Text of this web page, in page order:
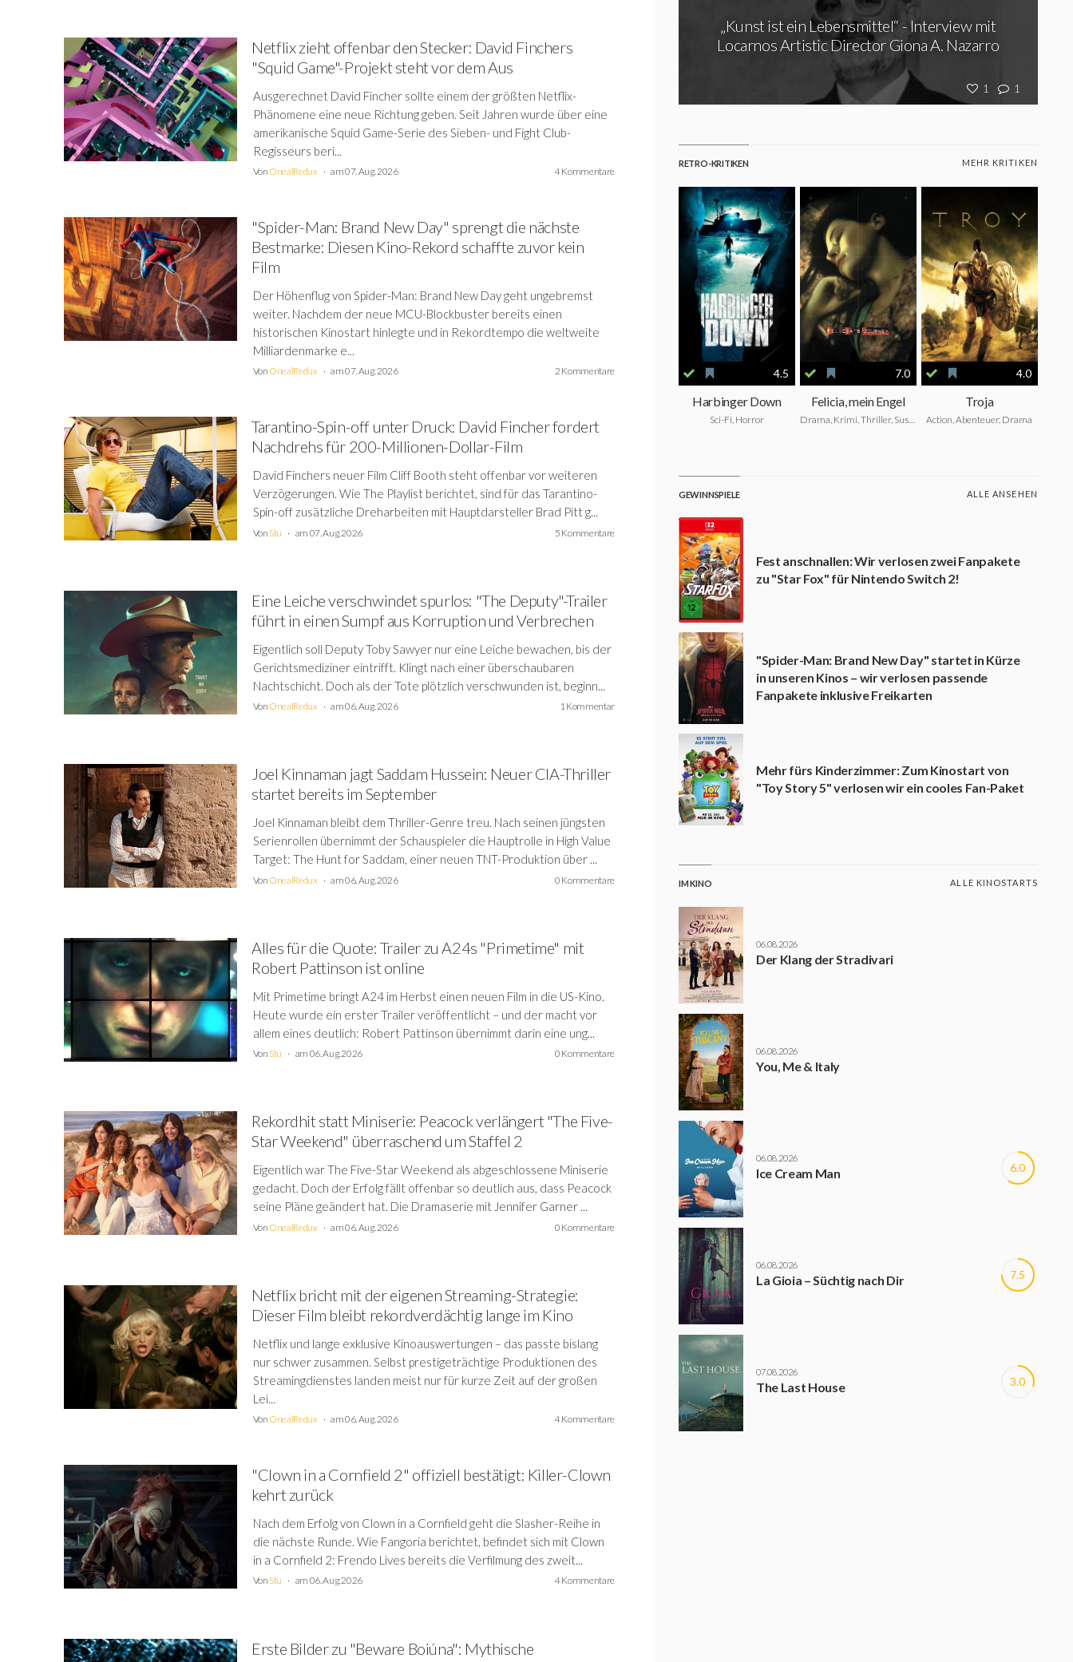
Netflix zieht offenbar den Stecker: David Finchers
"Squid Game"-Projekt steht vor dem Aus
Ausgerechnet David Fincher sollte einem der größten Netflix-
Phänomene eine neue Richtung geben. Seit Jahren wurde über eine
amerikanische Squid Game-Serie des Sieben- und Fight Club-
Regisseurs beri...
Von OnealRedux am 07. Aug. 2026 4 Kommentare
"Spider-Man: Brand New Day" sprengt die nächste
Bestmarke: Diesen Kino-Rekord schaffte zuvor kein
Film
Der Höhenflug von Spider-Man: Brand New Day geht ungebremst
weiter. Nachdem der neue MCU-Blockbuster bereits einen
historischen Kinostart hinlegte und in Rekordtempo die weltweite
Milliardenmarke e...
Von OnealRedux am 07. Aug. 2026 2 Kommentare
Tarantino-Spin-off unter Druck: David Fincher fordert
Nachdrehs für 200-Millionen-Dollar-Film
David Finchers neuer Film Cliff Booth steht offenbar vor weiteren
Verzögerungen. Wie The Playlist berichtet, sind für das Tarantino-
Spin-off zusätzliche Dreharbeiten mit Hauptdarsteller Brad Pitt g...
Von Stu am 07. Aug. 2026 5 Kommentare
Eine Leiche verschwindet spurlos: "The Deputy"-Trailer
führt in einen Sumpf aus Korruption und Verbrechen
Eigentlich soll Deputy Toby Sawyer nur eine Leiche bewachen, bis der
Gerichtsmediziner eintrifft. Klingt nach einer überschaubaren
Nachtschicht. Doch als der Tote plötzlich verschwunden ist, beginn...
Von OnealRedux am 06. Aug. 2026 1 Kommentar
Joel Kinnaman jagt Saddam Hussein: Neuer CIA-Thriller
startet bereits im September
Joel Kinnaman bleibt dem Thriller-Genre treu. Nach seinen jüngsten
Serienrollen übernimmt der Schauspieler die Hauptrolle in High Value
Target: The Hunt for Saddam, einer neuen TNT-Produktion über ...
Von OnealRedux am 06. Aug. 2026 0 Kommentare
Alles für die Quote: Trailer zu A24s "Primetime" mit
Robert Pattinson ist online
Mit Primetime bringt A24 im Herbst einen neuen Film in die US-Kino.
Heute wurde ein erster Trailer veröffentlicht – und der macht vor
allem eines deutlich: Robert Pattinson übernimmt darin eine ung...
Von Stu am 06. Aug. 2026 0 Kommentare
Rekordhit statt Miniserie: Peacock verlängert "The Five-
Star Weekend" überraschend um Staffel 2
Eigentlich war The Five-Star Weekend als abgeschlossene Miniserie
gedacht. Doch der Erfolg fällt offenbar so deutlich aus, dass Peacock
seine Pläne geändert hat. Die Dramaserie mit Jennifer Garner ...
Von OnealRedux am 06. Aug. 2026 0 Kommentare
Netflix bricht mit der eigenen Streaming-Strategie:
Dieser Film bleibt rekordverdächtig lange im Kino
Netflix und lange exklusive Kinoauswertungen – das passte bislang
nur schwer zusammen. Selbst prestigeträchtige Produktionen des
Streamingdienstes landen meist nur für kurze Zeit auf der großen
Lei...
Von OnealRedux am 06. Aug. 2026 4 Kommentare
"Clown in a Cornfield 2" offiziell bestätigt: Killer-Clown
kehrt zurück
Nach dem Erfolg von Clown in a Cornfield geht die Slasher-Reihe in
die nächste Runde. Wie Fangoria berichtet, befindet sich mit Clown
in a Cornfield 2: Frendo Lives bereits die Verfilmung des zweit...
Von Stu am 06. Aug. 2026 4 Kommentare
Erste Bilder zu "Beware Boiúna": Mythische
1 1
„Kunst ist ein Lebensmittel“ - Interview mit
Locarnos Artistic Director Giona A. Nazarro
RETRO-KRITIKEN MEHR KRITIKEN
4.5
Harbinger Down
Sci-Fi, Horror
7.0
Felicia, mein Engel
Drama, Krimi, Thriller, Suspense
4.0
Troja
Action, Abenteuer, Drama
GEWINNSPIELE ALLE ANSEHEN
Fest anschnallen: Wir verlosen zwei Fanpakete
zu "Star Fox" für Nintendo Switch 2!
"Spider-Man: Brand New Day" startet in Kürze
in unseren Kinos – wir verlosen passende
Fanpakete inklusive Freikarten
Mehr fürs Kinderzimmer: Zum Kinostart von
"Toy Story 5" verlosen wir ein cooles Fan-Paket
IM KINO ALLE KINOSTARTS
06.08.2026
Der Klang der Stradivari
06.08.2026
You, Me & Italy
06.08.2026
Ice Cream Man 6.0
06.08.2026
La Gioia – Süchtig nach Dir 7.5
07.08.2026
The Last House 3.0